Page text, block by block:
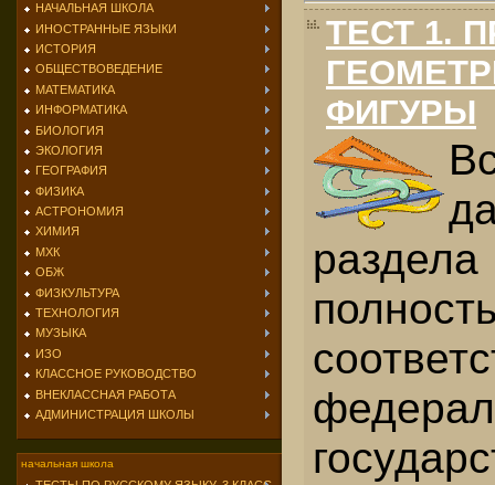
НАЧАЛЬНАЯ ШКОЛА
ИНОСТРАННЫЕ ЯЗЫКИ
ИСТОРИЯ
ОБЩЕСТВОВЕДЕНИЕ
МАТЕМАТИКА
ИНФОРМАТИКА
БИОЛОГИЯ
ЭКОЛОГИЯ
ГЕОГРАФИЯ
ФИЗИКА
АСТРОНОМИЯ
ХИМИЯ
МХК
ОБЖ
ФИЗКУЛЬТУРА
ТЕХНОЛОГИЯ
МУЗЫКА
ИЗО
КЛАССНОЕ РУКОВОДСТВО
ВНЕКЛАССНАЯ РАБОТА
АДМИНИСТРАЦИЯ ШКОЛЫ
начальная школа
ТЕСТ 1.
ФИГУРЫ
д